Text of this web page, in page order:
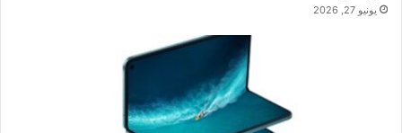
يونيو 27, 2026